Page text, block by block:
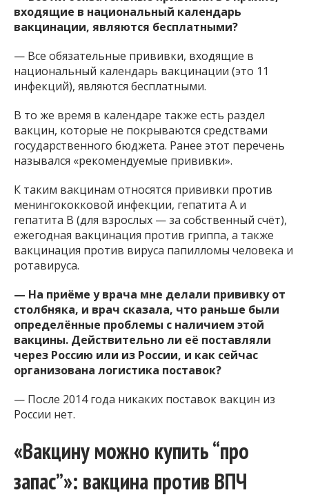
входящие в национальный календарь
вакцинации, являются бесплатными?
— Все обязательные прививки, входящие в
национальный календарь вакцинации (это 11
инфекций), являются бесплатными.
В то же время в календаре также есть раздел
вакцин, которые не покрываются средствами
государственного бюджета. Ранее этот перечень
назывался «рекомендуемые прививки».
К таким вакцинам относятся прививки против
менингококковой инфекции, гепатита A и
гепатита B (для взрослых — за собственный счёт),
ежегодная вакцинация против гриппа, а также
вакцинация против вируса папилломы человека и
ротавируса.
— На приёме у врача мне делали прививку от
столбняка, и врач сказала, что раньше были
определённые проблемы с наличием этой
вакцины. Действительно ли её поставляли
через Россию или из России, и как сейчас
организована логистика поставок?
— После 2014 года никаких поставок вакцин из
России нет.
«Вакцину можно купить “про
запас”»: вакцина против ВПЧ